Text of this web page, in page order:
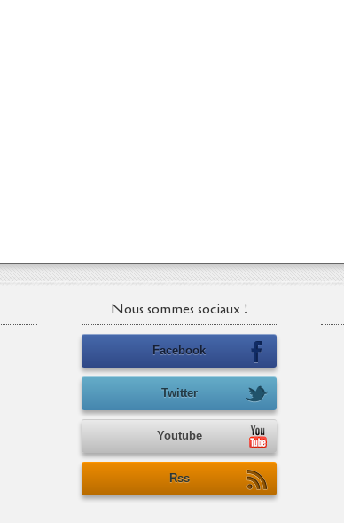
Nous sommes sociaux !
Facebook
Twitter
Youtube
Rss